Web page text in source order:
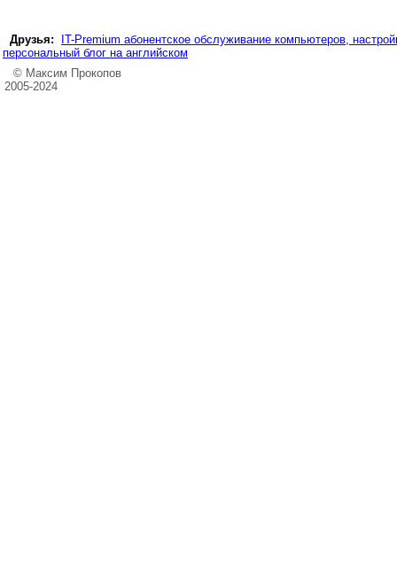
Друзья:
IT-Premium абонентское обслуживание компьютеров,
персональный блог на английском
© Максим Прокопов
2005-2024